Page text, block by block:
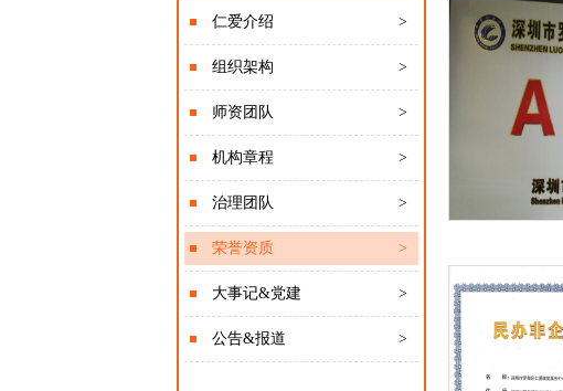
仁爱介绍 >
组织架构 >
师资团队 >
机构章程 >
治理团队 >
荣誉资质 >
大事记&党建 >
公告&报道 >